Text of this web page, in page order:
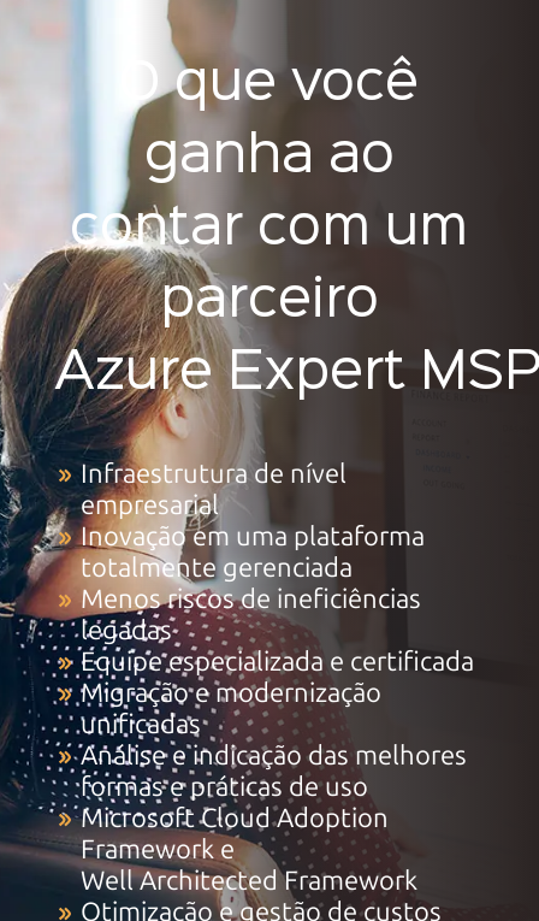
O que você
ganha ao
contar com um
parceiro
Azure Expert
Infraestrutura de nível
empresarial
Inovação em uma plataforma
totalmente gerenciada
Menos riscos de ineficiências
legadas
Equipe especializada e certificada
Migração e modernização
unificadas
Análise e indicação das melhores
formas epráticas de uso
Microsoft Cloud Adoption
Framework e
Well Architected Framework
Otimização e gestão de custos